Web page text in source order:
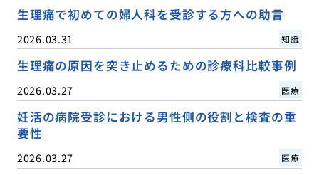
生理痛で初めての婦人科を受診する方への助言
2026.03.31 知識
生理痛の原因を突き止めるための診療科比較事例
2026.03.27 医療
妊活の病院受診における男性側の役割と検査の重
要性
2026.03.27 医療